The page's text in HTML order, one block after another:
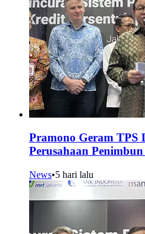
Pramono Geram
Perusahaan
News•5 hari lalu